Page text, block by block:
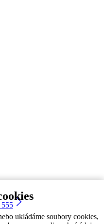
ukládáme soubory cookies,
555